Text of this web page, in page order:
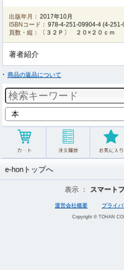
出版年月： 2017年10月
ISBNコード： 978-4-251-09904-4 (4-
頁数・縦：
〔３２Ｐ〕 ２０×２０ｃｍ
著者紹介
商品の返品について
e-honトップへ
表示 ： スマート
運営会社概要 プライ
Copyright © TOHAN